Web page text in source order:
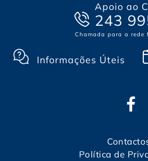
Apoio ao
243
Chamada para a rede
Informações Úteis
Política de